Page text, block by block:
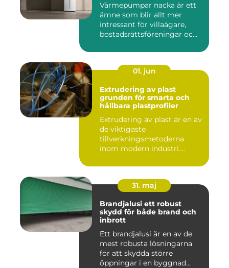
Värmepumpar nacka är ett
ämne som blir allt mer
intressant för villaägare,
bostadsrättsföreningar oc...
01. jun
Extrudering av plast
grunden för smarta och
hållbara plastprofiler
Extrudering av plast är en av
de viktigaste
tillverkningsmetoderna
inom modern industri.
31. maj
Brandjalusi ett robust
skydd för både brand och
inbrott
Ett brandjalusi är en av de
mest robusta lösningarna
för att skydda större
öppningar i en byggnad